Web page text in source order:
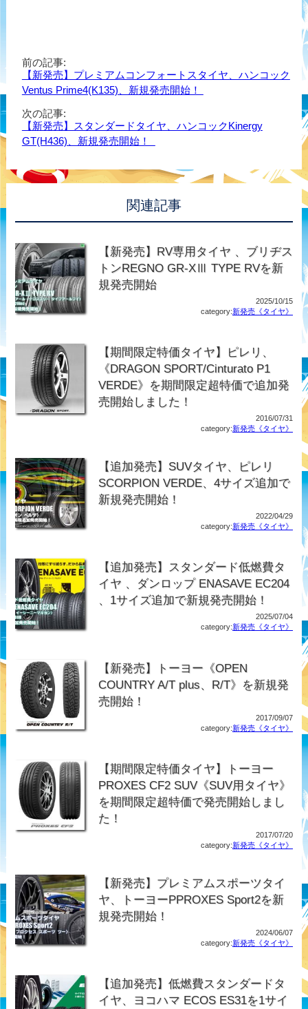
前の記事:
【新発売】プレミアムコンフォートスタイヤ、ハンコック
Ventus Prime4(K135)、新規発売開始！
次の記事:
【新発売】スタンダードタイヤ、ハンコックKinergy
GT(H436)、新規発売開始！
関連記事
【新発売】RV専用タイヤ 、ブリヂス
トンREGNO GR-XⅢ TYPE RVを新
規発売開始
2025/10/15
category:新発売《タイヤ》
【期間限定特価タイヤ】ピレリ、
《DRAGON SPORT/Cinturato P1
VERDE》を期間限定超特価で追加発
売開始しました！
2016/07/31
category:新発売《タイヤ》
【追加発売】SUVタイヤ、ピレリ
SCORPION VERDE、4サイズ追加で
新規発売開始！
2022/04/29
category:新発売《タイヤ》
【追加発売】スタンダード低燃費タ
イヤ 、ダンロップ ENASAVE EC204
、1サイズ追加で新規発売開始！
2025/07/04
category:新発売《タイヤ》
【新発売】トーヨー《OPEN
COUNTRY A/T plus、R/T》を新規発
売開始！
2017/09/07
category:新発売《タイヤ》
【期間限定特価タイヤ】トーヨー
PROXES CF2 SUV《SUV用タイヤ》
を期間限定超特価で発売開始しまし
た！
2017/07/20
category:新発売《タイヤ》
【新発売】プレミアムスポーツタイ
ヤ、トーヨーPPROXES Sport2を新
規発売開始！
2024/06/07
category:新発売《タイヤ》
【追加発売】低燃費スタンダードタ
イヤ、ヨコハマ ECOS ES31を1サイ